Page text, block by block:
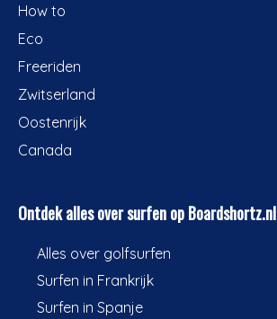
How to
Eco
Freeriden
Zwitserland
Oostenrijk
Canada
Ontdek alles over surfen op Boardshortz.nl
Alles over golfsurfen
Surfen in Frankrijk
Surfen in Spanje